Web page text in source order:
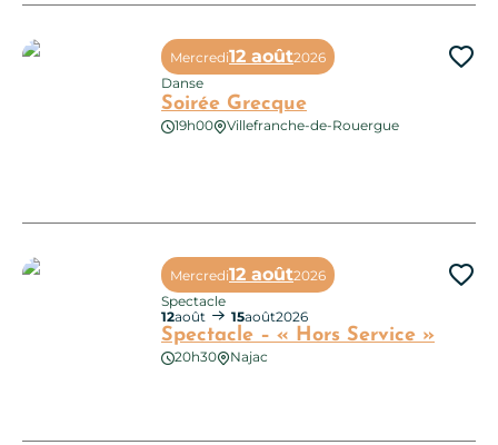
Soirée Grecque
19h00 Villefranche-de-Rouergue
Mercredi12 août2026
Danse
Spectacle – « Hors Service »
20h30 Najac
Mercredi12 août2026
Spectacle
12août 15août2026